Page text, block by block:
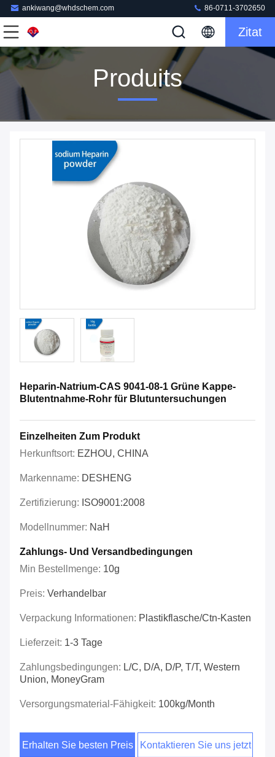
ankiwang@whdschem.com 86-0711-3702650
Zitat
Produits
Heparin-Natrium-CAS 9041-08-1 Grüne Kappe-
Blutentnahme-Rohr für Blutuntersuchungen
Einzelheiten Zum Produkt
Herkunftsort: EZHOU, CHINA
Markenname: DESHENG
Zertifizierung: ISO9001:2008
Modellnummer: NaH
Zahlungs- Und Versandbedingungen
Min Bestellmenge: 10g
Preis: Verhandelbar
Verpackung Informationen: Plastikflasche/Ctn-Kasten
Lieferzeit: 1-3 Tage
Zahlungsbedingungen: L/C, D/A, D/P, T/T, Western
Union, MoneyGram
Versorgungsmaterial-Fähigkeit: 100kg/Month
Erhalten Sie besten Preis Kontaktieren Sie uns jetzt